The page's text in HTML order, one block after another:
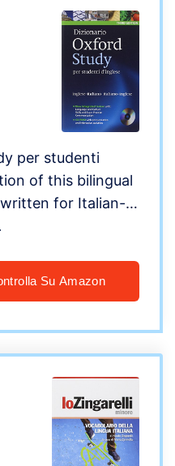
per studenti
of this bilingual
for Italian-
[Lingua
Su Amazon